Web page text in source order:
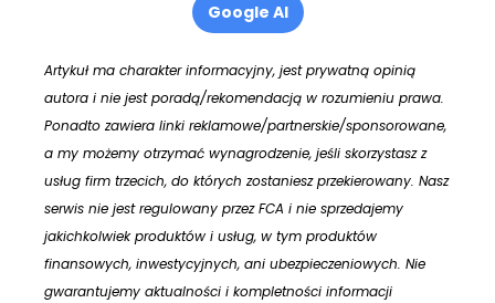
Google AI
Artykuł ma charakter informacyjny, jest prywatną opinią
autora i nie jest poradą/rekomendacją w rozumieniu prawa.
Ponadto zawiera linki reklamowe/partnerskie/sponsorowane,
a my możemy otrzymać wynagrodzenie, jeśli skorzystasz z
usług firm trzecich, do których zostaniesz przekierowany. Nasz
serwis nie jest regulowany przez FCA i nie sprzedajemy
jakichkolwiek produktów i usług, w tym produktów
finansowych, inwestycyjnych, ani ubezpieczeniowych. Nie
gwarantujemy aktualności i kompletności informacji